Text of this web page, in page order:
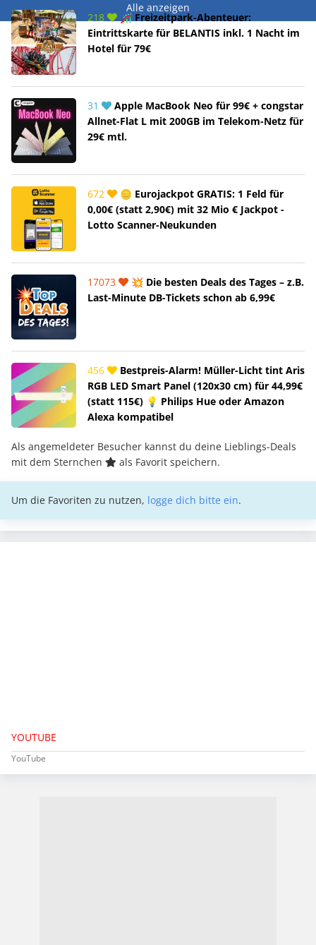
Alle anzeigen
218
🎢 Freizeitpark-Abenteuer:
Eintrittskarte für BELANTIS inkl. 1 Nacht im
Hotel für 79€
31
Apple MacBook Neo für 99€ + congstar
Allnet-Flat L mit 200GB im Telekom-Netz für
29€ mtl.
672
🪙 Eurojackpot GRATIS: 1 Feld für
0,00€ (statt 2,90€) mit 32 Mio € Jackpot -
Lotto Scanner-Neukunden
17073
💥 Die besten Deals des Tages – z.B.
Last-Minute DB-Tickets schon ab 6,99€
456
Bestpreis-Alarm! Müller-Licht tint Aris
RGB LED Smart Panel (120x30 cm) für 44,99€
(statt 115€) 💡 Philips Hue oder Amazon
Alexa kompatibel
Als angemeldeter Besucher kannst du deine Lieblings-Deals
mit dem Sternchen
als Favorit speichern.
Um die Favoriten zu nutzen, logge dich bitte ein.
YOUTUBE
YouTube